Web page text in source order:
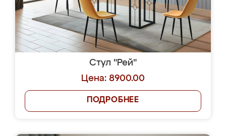
Стул "Рей"
Цена: 8900.00
ПОДРОБНЕЕ